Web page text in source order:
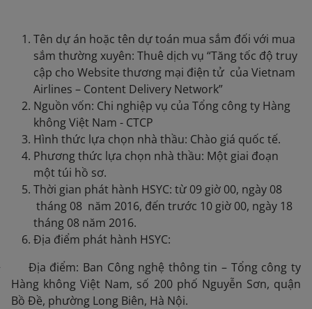
Tên dự án hoặc tên dự toán mua sắm đối với mua
sắm thường xuyên: Thuê dịch vụ “Tăng tốc độ truy
cập cho Website thương mại điện tử của Vietnam
Airlines – Content Delivery Network”
Nguồn vốn: Chi nghiệp vụ của Tổng công ty Hàng
không Việt Nam - CTCP
Hình thức lựa chọn nhà thầu: Chào giá quốc tế.
Phương thức lựa chọn nhà thầu: Một giai đoạn
một túi hồ sơ.
Thời gian phát hành HSYC: từ 09 giờ 00, ngày 08
tháng 08 năm 2016, đến trước 10 giờ 00, ngày 18
tháng 08 năm 2016.
Địa điểm phát hành HSYC:
Địa điểm: Ban Công nghệ thông tin – Tổng công ty
Hàng không Việt Nam, số 200 phố Nguyễn Sơn, quận
Bồ Đề, phường Long Biên, Hà Nội.